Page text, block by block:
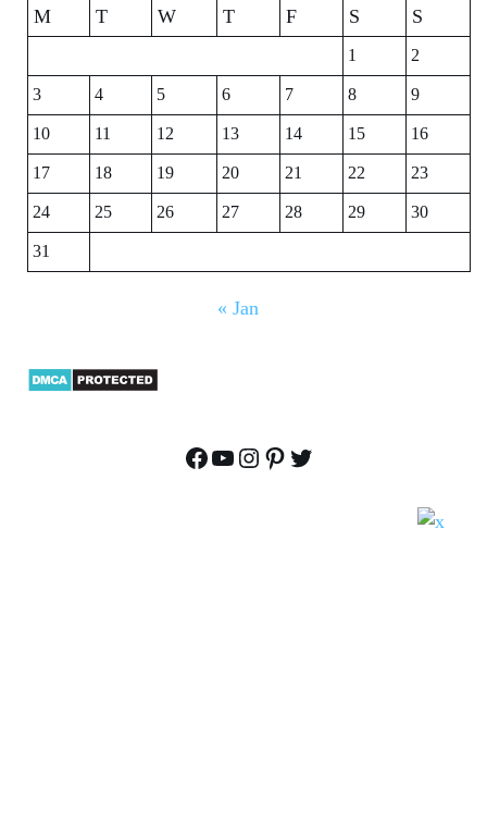
M
T W T F S S
1
2
3
4 5 6 7 8
9
10
11 12 13 14 15
16
17
18 19 20 21 22
23
24
25 26 27 28 29
30
31
« Jan